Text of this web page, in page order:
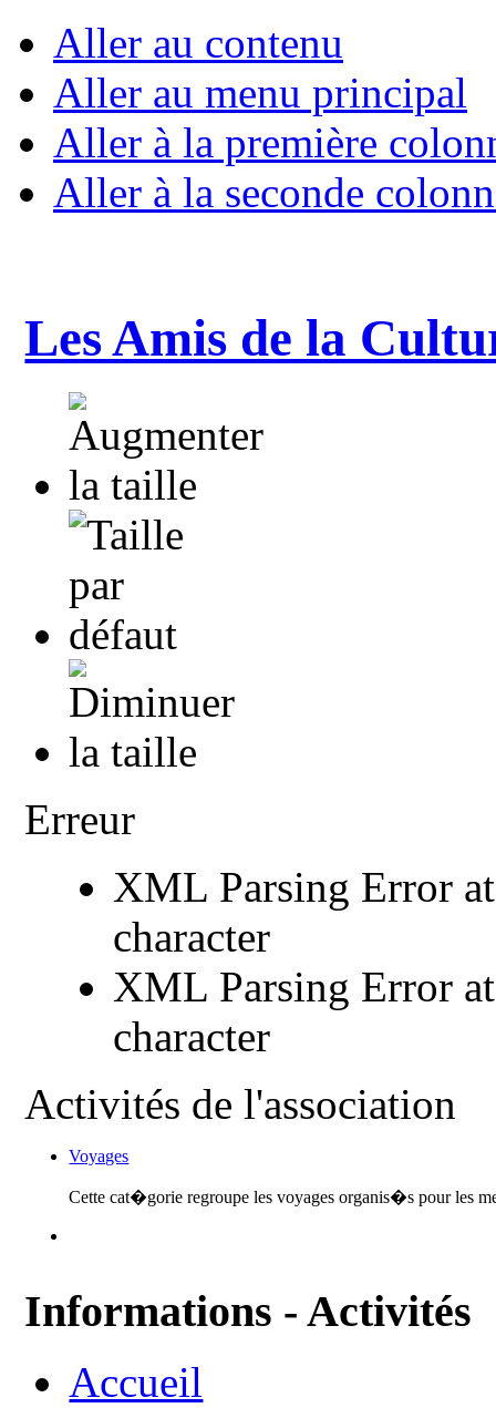
Aller au contenu
Aller au menu principal
Aller à la première
Aller à la seconde
Les Amis de la
Erreur
XML Parsing Error
character
XML Parsing Error
character
Activités de l'association
Voyages
Cette cat�gorie regroupe les voyages organis�s pour les
Informations - Activités
Accueil